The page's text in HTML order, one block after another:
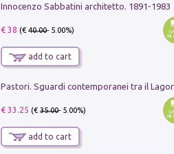
Innocenzo Sabbatini architetto. 1891-1983
€ 38 (€40.00- 5.00%)
add to cart
€ 33.25 (€35.00- 5.00%)
add to cart